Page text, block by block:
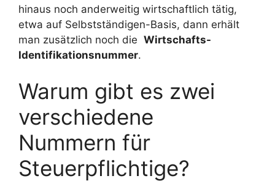
hinaus noch anderweitig wirtschaftlich tätig,
etwa auf Selbstständigen-Basis, dann erhält
man zusätzlich noch die Wirtschafts-
Identifikationsnummer.
Warum gibt es zwei
verschiedene
Nummern für
Steuerpflichtige?